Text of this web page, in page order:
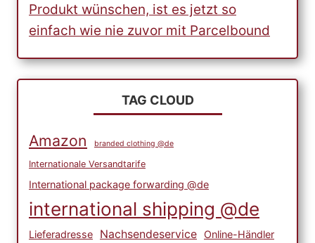
Produkt wünschen, ist es jetzt so
einfach wie nie zuvor mit Parcelbound
TAG CLOUD
Amazon branded clothing @de
Internationale Versandtarife
International package forwarding @de
international shipping @de
Lieferadresse Nachsendeservice Online-Händler